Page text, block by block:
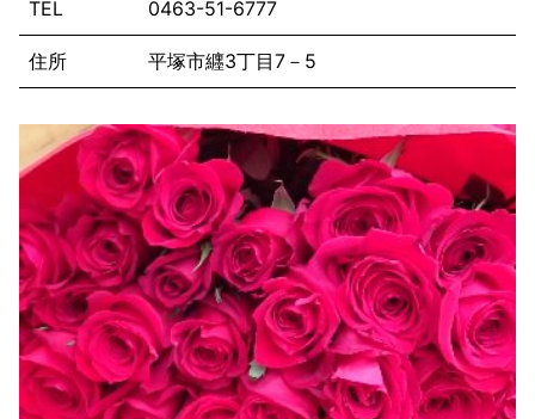
TEL 0463-51-6777
住所 平塚市纒3丁目7－5